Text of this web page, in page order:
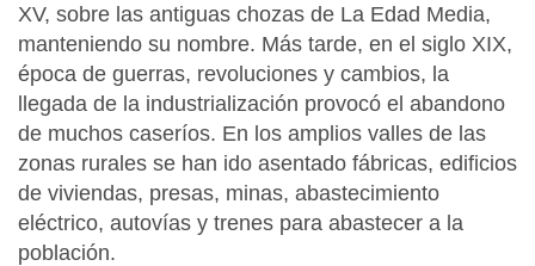
XV, sobre las antiguas chozas de La Edad Media,
manteniendo su nombre. Más tarde, en el siglo XIX,
época de guerras, revoluciones y cambios, la
llegada de la industrialización provocó el abandono
de muchos caseríos. En los amplios valles de las
zonas rurales se han ido asentado fábricas, edificios
de viviendas, presas, minas, abastecimiento
eléctrico, autovías y trenes para abastecer a la
población.